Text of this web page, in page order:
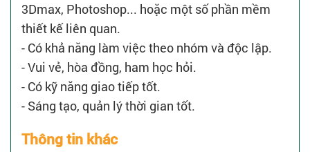
3Dmax, Photoshop... hoặc một số phần mềm
thiết kế liên quan.
- Có khả năng làm việc theo nhóm và độc lập.
- Vui vẻ, hòa đồng, ham học hỏi.
- Có kỹ năng giao tiếp tốt.
- Sáng tạo, quản lý thời gian tốt.
Thông tin khác